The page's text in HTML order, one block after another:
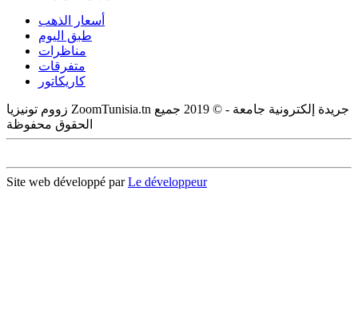
أسعار الذهب
طبق اليوم
مناظرات
متفرقات
كاريكاتور
زووم تونيزيا ZoomTunisia.tn جريدة إلكترونية جامعة - © 2019 جميع
الحقوق محفوظة
Site web développé parLe développeur